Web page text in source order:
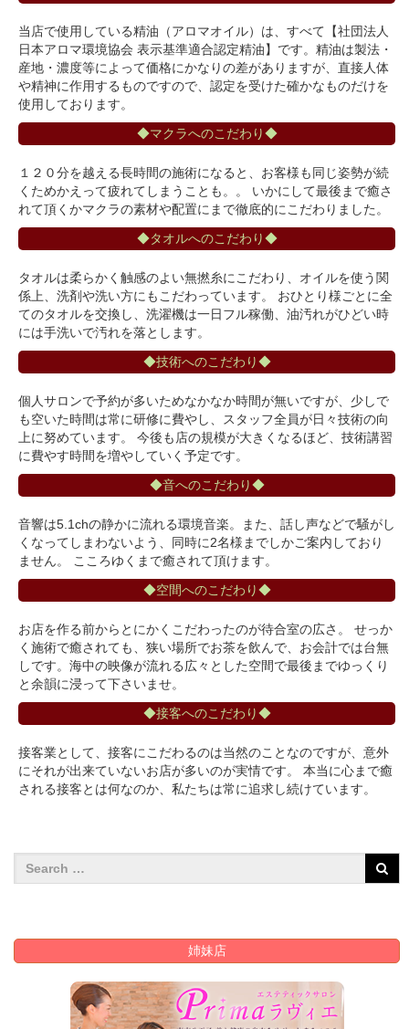
当店で使用している精油（アロマオイル）は、すべて【社団法人
日本アロマ環境協会 表示基準適合認定精油】です。精油は製法・
産地・濃度等によって価格にかなりの差がありますが、直接人体
や精神に作用するものですので、認定を受けた確かなものだけを
使用しております。
◆マクラへのこだわり◆
１２０分を越える長時間の施術になると、お客様も同じ姿勢が続
くためかえって疲れてしまうことも。。 いかにして最後まで癒さ
れて頂くかマクラの素材や配置にまで徹底的にこだわりました。
◆タオルへのこだわり◆
タオルは柔らかく触感のよい無撚糸にこだわり、オイルを使う関
係上、洗剤や洗い方にもこだわっています。 おひとり様ごとに全
てのタオルを交換し、洗濯機は一日フル稼働、油汚れがひどい時
には手洗いで汚れを落とします。
◆技術へのこだわり◆
個人サロンで予約が多いためなかなか時間が無いですが、少しで
も空いた時間は常に研修に費やし、スタッフ全員が日々技術の向
上に努めています。 今後も店の規模が大きくなるほど、技術講習
に費やす時間を増やしていく予定です。
◆音へのこだわり◆
音響は5.1chの静かに流れる環境音楽。また、話し声などで騒がし
くなってしまわないよう、同時に2名様までしかご案内しており
ません。 こころゆくまで癒されて頂けます。
◆空間へのこだわり◆
お店を作る前からとにかくこだわったのが待合室の広さ。 せっか
く施術で癒されても、狭い場所でお茶を飲んで、お会計では台無
しです。海中の映像が流れる広々とした空間で最後までゆっくり
と余韻に浸って下さいませ。
◆接客へのこだわり◆
接客業として、接客にこだわるのは当然のことなのですが、意外
にそれが出来ていないお店が多いのが実情です。 本当に心まで癒
される接客とは何なのか、私たちは常に追求し続けています。
姉妹店